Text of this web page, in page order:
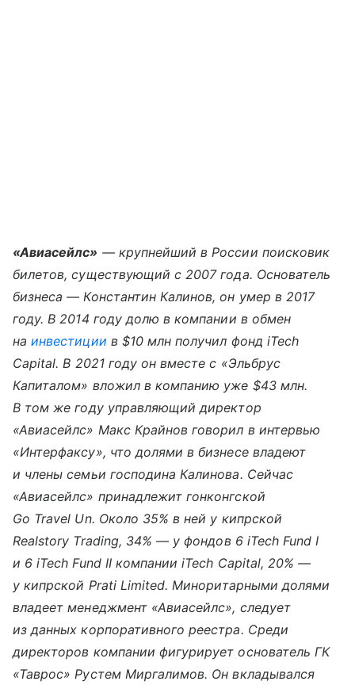
«Авиасейлс» — крупнейший в России поисковик
билетов, существующий с 2007 года. Основатель
бизнеса — Константин Калинов, он умер в 2017
году. В 2014 году долю в компании в обмен
наинвестиции в $10 млн получил фонд iTech
Capital. В 2021 году он вместе с «Эльбрус
Капиталом» вложил в компанию уже $43 млн.
В том же году управляющий директор
«Авиасейлс» Макс Крайнов говорил в интервью
«Интерфаксу», что долями в бизнесе владеют
и члены семьи господина Калинова. Сейчас
«Авиасейлс» принадлежит гонконгской
Go Travel Un. Около 35% в ней у кипрской
Realstory Trading, 34% — у фондов 6 iTech Fund I
и 6 iTech Fund II компании iTech Capital, 20% —
у кипрской Prati Limited. Миноритарными долями
владеет менеджмент «Авиасейлс», следует
из данных корпоративного реестра. Среди
директоров компании фигурирует основатель ГК
«Таврос» Рустем Миргалимов. Он вкладывался